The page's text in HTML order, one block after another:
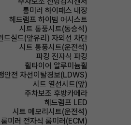
룸미러 하이패스 내장
헤드램프 하이빔 어시스트
시트 통풍시트(동승석)
드실드(앞유리) 자외선 차단
시트 통풍시트(운전석)
파킹 전자식 파킹
휠타이어 알루미늄휠
안전 차선이탈경보(LDWS)
시트 열선시트(앞)
주차보조 후방카메라
헤드램프 LED
시트 메모리시트(운전석)
룸미러 전자식 룸미러(ECM)